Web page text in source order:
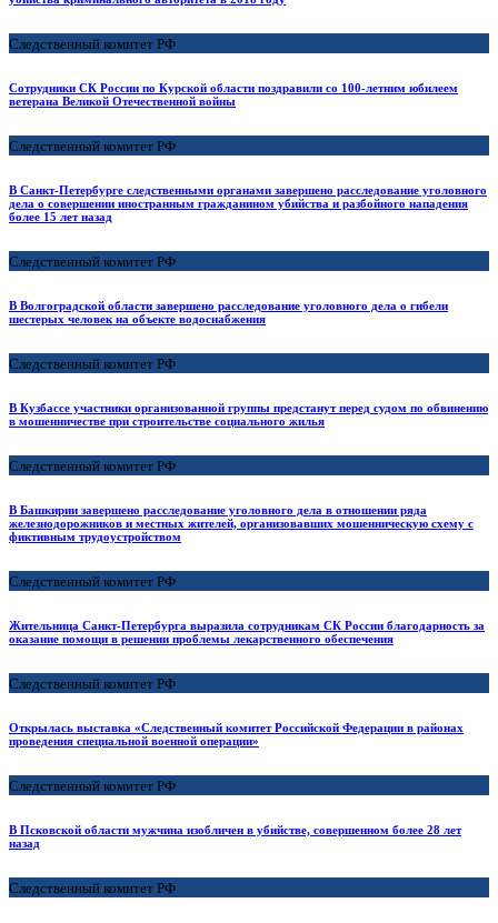
Следственный комитет РФ
Сотрудники СК России по Курской области поздравили со 100-летним юбилеем
ветерана Великой Отечественной войны
Следственный комитет РФ
В Санкт-Петербурге следственными органами завершено расследование уголовного
дела о совершении иностранным гражданином убийства и разбойного нападения
более 15 лет назад
Следственный комитет РФ
В Волгоградской области завершено расследование уголовного дела о гибели
шестерых человек на объекте водоснабжения
Следственный комитет РФ
В Кузбассе участники организованной группы предстанут перед судом по обвинению
в мошенничестве при строительстве социального жилья
Следственный комитет РФ
В Башкирии завершено расследование уголовного дела в отношении ряда
железнодорожников и местных жителей, организовавших мошенническую схему с
фиктивным трудоустройством
Следственный комитет РФ
Жительница Санкт-Петербурга выразила сотрудникам СК России благодарность за
оказание помощи в решении проблемы лекарственного обеспечения
Следственный комитет РФ
Открылась выставка «Следственный комитет Российской Федерации в районах
проведения специальной военной операции»
Следственный комитет РФ
В Псковской области мужчина изобличен в убийстве, совершенном более 28 лет
назад
Следственный комитет РФ